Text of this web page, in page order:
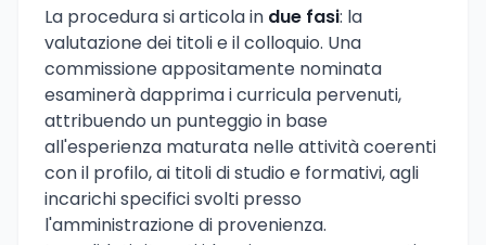
La procedura si articola in due fasi: la
valutazione dei titoli e il colloquio. Una
commissione appositamente nominata
esaminerà dapprima i curricula pervenuti,
attribuendo un punteggio in base
all'esperienza maturata nelle attività coerenti
con il profilo, ai titoli di studio e formativi, agli
incarichi specifici svolti presso
l'amministrazione di provenienza.